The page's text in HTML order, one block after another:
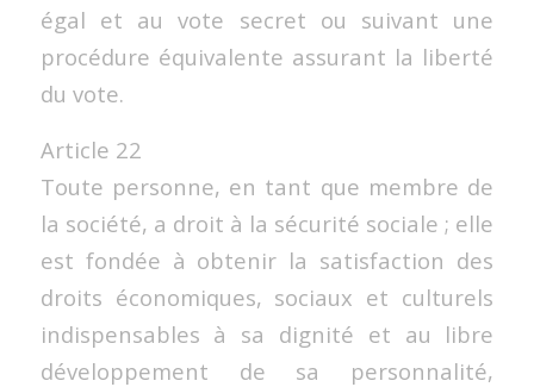
égal et au vote secret ou suivant une
procédure équivalente assurant la liberté
du vote.
Article 22
Toute personne, en tant que membre de
la société, a droit à la sécurité sociale ; elle
est fondée à obtenir la satisfaction des
droits économiques, sociaux et culturels
indispensables à sa dignité et au libre
développement de sa personnalité,